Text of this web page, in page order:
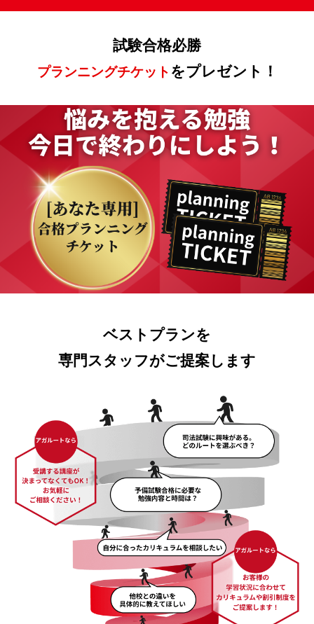
試験合格必勝
プランニングチケット をプレゼント！
ベストプランを
専門スタッフがご提案します